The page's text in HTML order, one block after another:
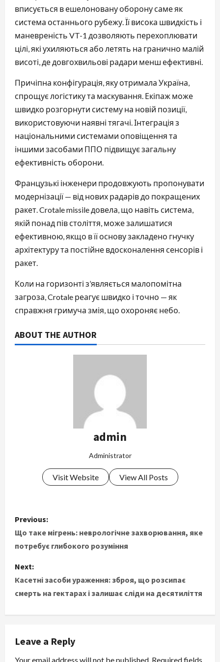
вписується в ешелоновану оборону саме як
система останнього рубежу. Її висока швидкість і
маневреність VT-1 дозволяють перехоплювати
цілі, які ухиляються або летять на гранично малій
висоті, де довгохвильові радари менш ефективні.
Причіпна конфігурація, яку отримала Україна,
спрощує логістику та маскування. Екіпаж може
швидко розгорнути систему на новій позиції,
використовуючи наявні тягачі. Інтеграція з
національними системами оповіщення та
іншими засобами ППО підвищує загальну
ефективність оборони.
Французькі інженери продовжують пропонувати
модернізації — від нових радарів до покращених
ракет. Crotale missile довела, що навіть система,
якій понад пів століття, може залишатися
ефективною, якщо в її основу закладено гнучку
архітектуру та постійне вдосконалення сенсорів і
ракет.
Коли на горизонті з’являється малопомітна
загроза, Crotale реагує швидко і точно — як
справжня гримуча змія, що охороняє небо.
ABOUT THE AUTHOR
admin
Administrator
Visit Website View All Posts
P
o
t
n
a
v
Previous:
Що таке мігрень: неврологічне захворювання, яке
потребує глибокого розуміння
Next:
Касетні засоби ураження: зброя, що розсипає
смерть на гектарах і залишає сліди на десятиліття
Leave a Reply
Your email address will not be published. Required fields